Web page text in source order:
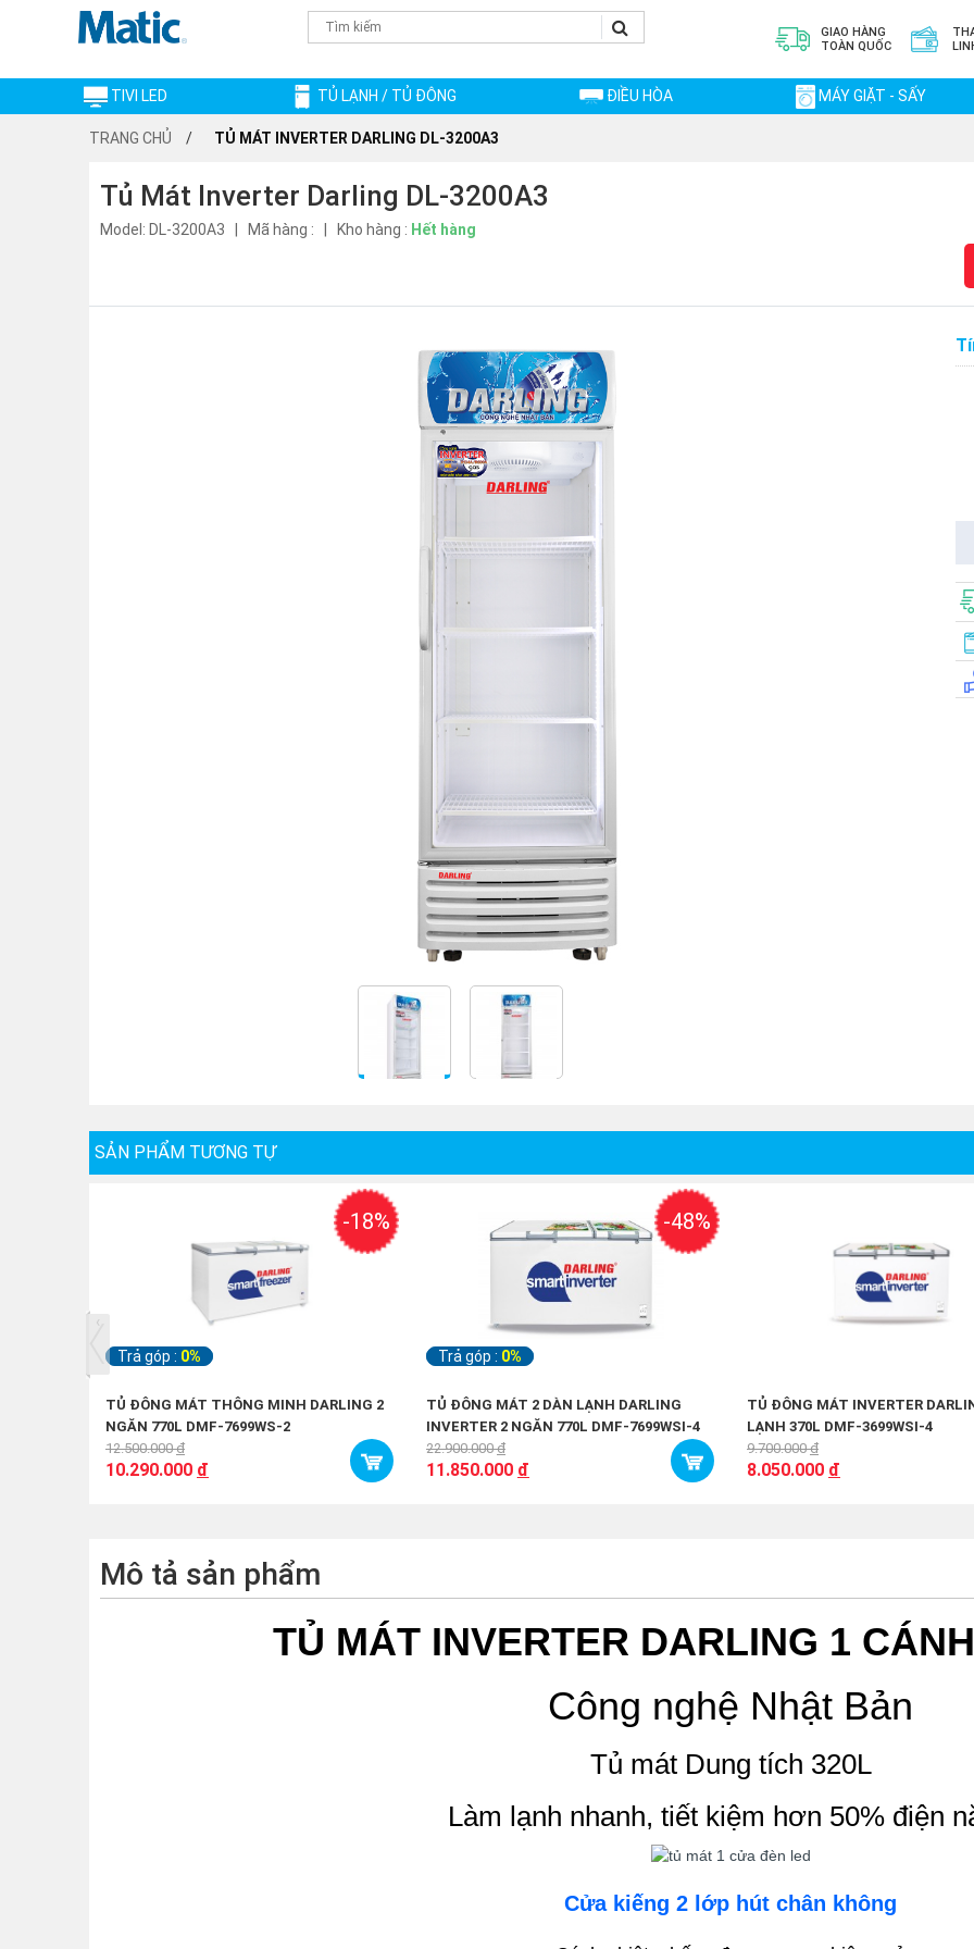
GIAO HÀNG
TOÀN QUỐC
TIVI LED TỦ LẠNH / TỦ ĐÔNG ĐIỀU HÒA MÁY GIẶT - SẤY
TRANG CHỦ TỦ MÁT INVERTER DARLING DL-3200A3
Tủ Mát Inverter Darling DL-3200A3
Model: DL-3200A3 | Mã hàng : | Kho hàng : Hết hàng
SẢN PHẨM TƯƠNG TỰ
-18%
Trả góp : 0%
TỦ ĐÔNG MÁT THÔNG MINH DARLING 2
NGĂN 770L DMF-7699WS-2
12.500.000đ
10.290.000 đ
-48%
Trả góp : 0%
TỦ ĐÔNG MÁT 2 DÀN LẠNH DARLING
INVERTER 2 NGĂN 770L DMF-7699WSI-4
22.900.000đ
11.850.000 đ
TỦ ĐÔNG MÁT INVERTER
LẠNH 370L DMF-3699WSI-4
9.700.000đ
8.050.000 đ
‹
Mô tả sản phẩm
TỦ MÁT INVERTER DARLING 1
Công nghệ Nhật Bản
Tủ mát Dung tích 320L
Làm lạnh nhanh, tiết kiệm hơn 50% điện
Cửa kiếng 2 lớp hút chân không